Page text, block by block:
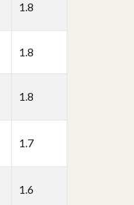
1.8
1.8
1.8
1.7
1.6